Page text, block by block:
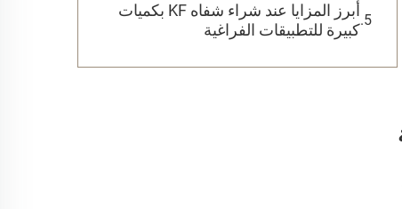
أبرز المزايا عند شراء شفاه KF بكميات
كبيرة للتطبيقات الفراغية